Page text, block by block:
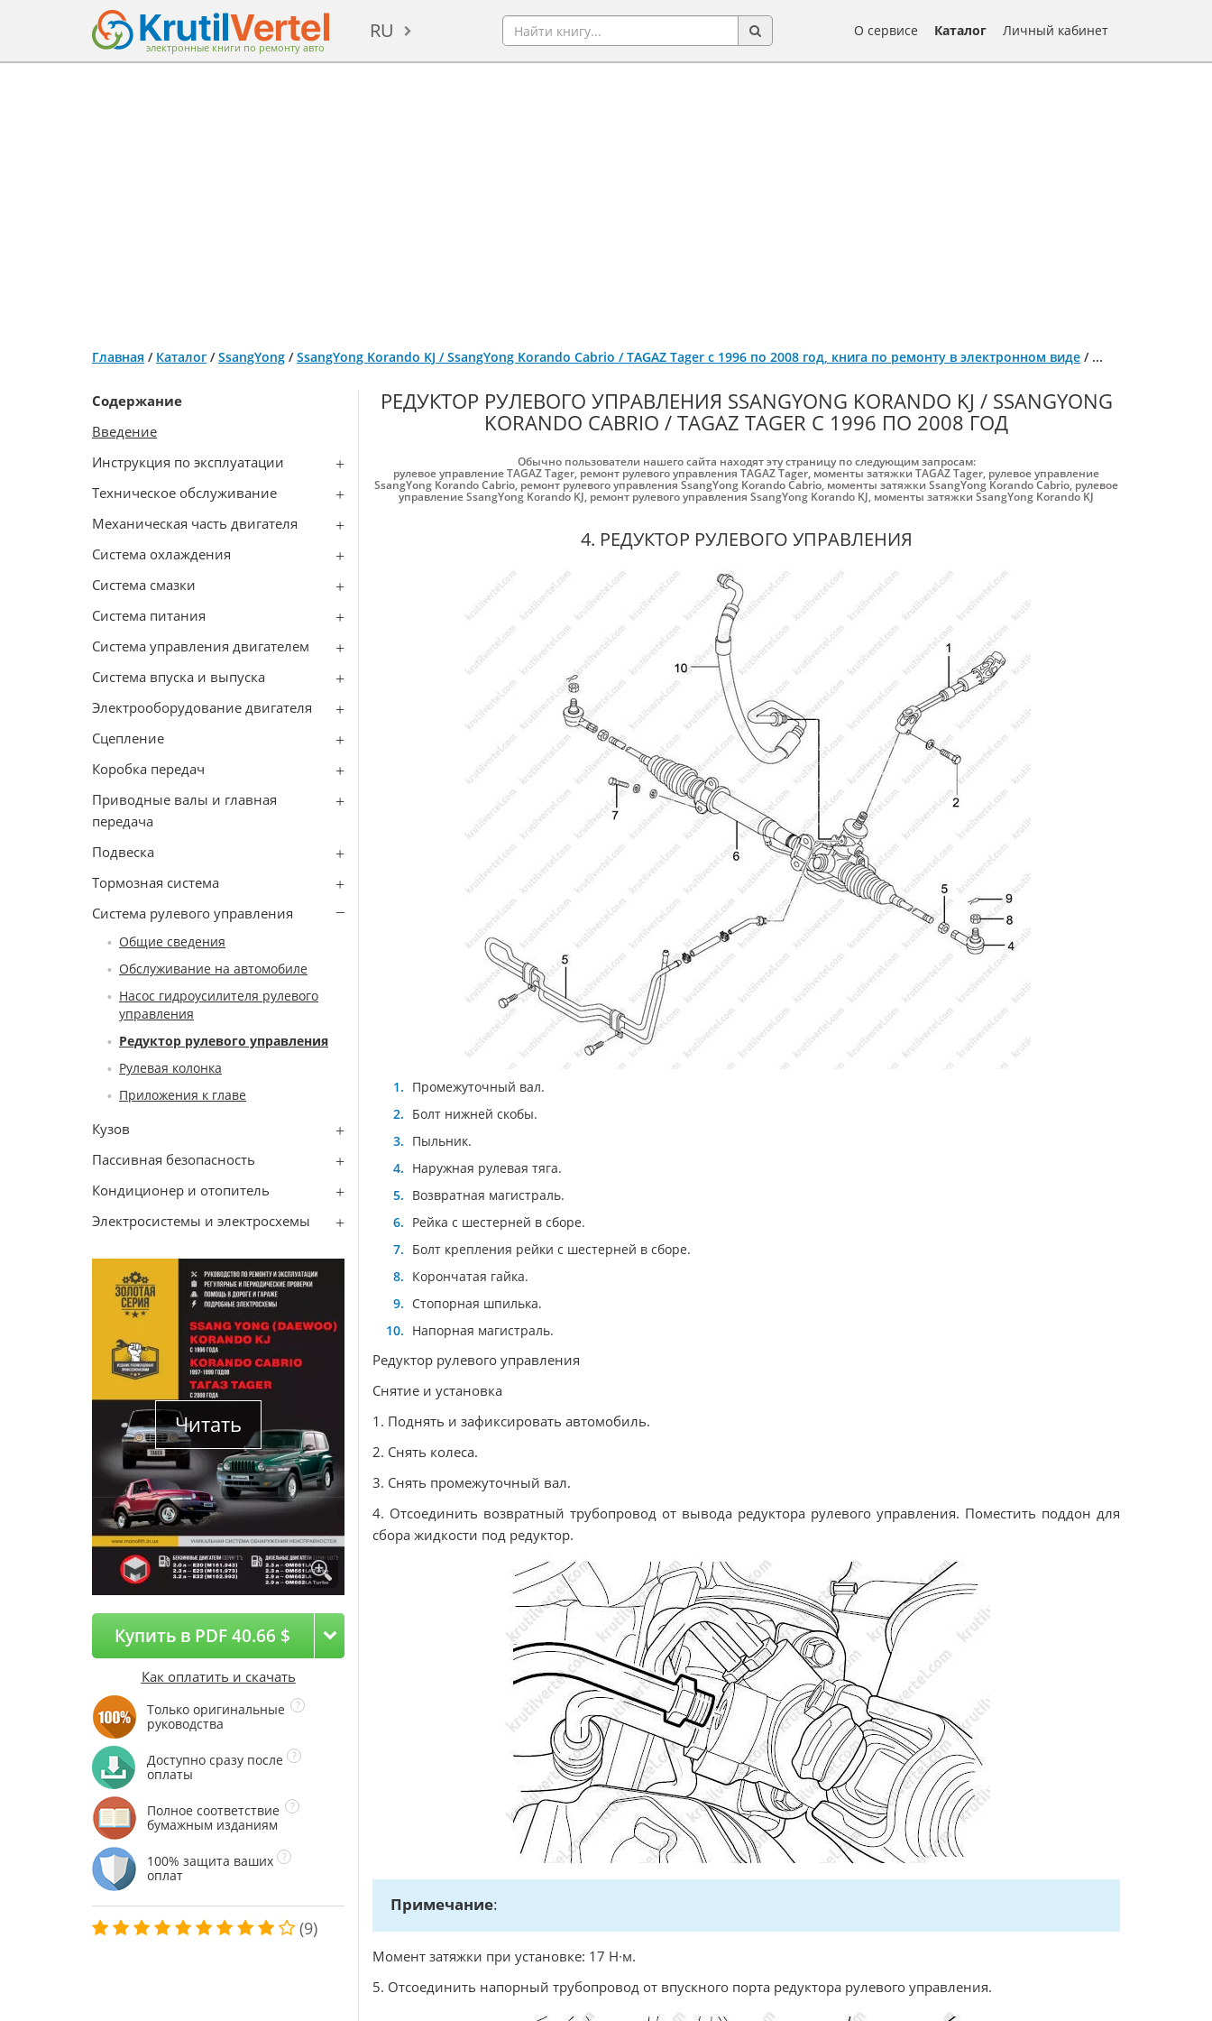
электронные книги по ремонту авто
RU О сервисе Каталог Личный кабинет
Главная / Каталог /SsangYong /SsangYong Korando KJ / SsangYong Korando Cabrio / ТАGАZ Tager с 1996 по 2008 год, книга по ремонту в электронном виде / ...
Содержание
Введение
Инструкция по эксплуатации
Техническое обслуживание
Механическая часть двигателя
Система охлаждения
Система смазки
Система питания
Система управления двигателем
Система впуска и выпуска
Электрооборудование двигателя
Сцепление
Коробка передач
Приводные валы и главная
передача
Подвеска
Тормозная система
Система рулевого управления
Общие сведения
Обслуживание на автомобиле
Насос гидроусилителя рулевого
управления
Редуктор рулевого управления
Рулевая колонка
Приложения к главе
Кузов
Пассивная безопасность
Кондиционер и отопитель
Электросистемы и электросхемы
Читать
Купить в PDF 40.66 $
Как оплатить и скачать
Только оригинальные
руководства
Доступно сразу после
оплаты
Полное соответствие
бумажным изданиям
100% защита ваших
оплат
(9)
РЕДУКТОР РУЛЕВОГО УПРАВЛЕНИЯ SSANGYONG KORANDO KJ / SSANGYONG
KORANDO CABRIO / ТАGАZ TAGER С 1996 ПО 2008 ГОД
Обычно пользователи нашего сайта находят эту страницу по следующим запросам:
рулевое управление ТАGАZ Tager, ремонт рулевого управления ТАGАZ Tager, моменты затяжки ТАGАZ Tager, рулевое управление
SsangYong Korando Cabrio, ремонт рулевого управления SsangYong Korando Cabrio, моменты затяжки SsangYong Korando Cabrio, рулевое
управление SsangYong Korando KJ, ремонт рулевого управления SsangYong Korando KJ, моменты затяжки SsangYong Korando KJ
4. РЕДУКТОР РУЛЕВОГО УПРАВЛЕНИЯ
Промежуточный вал.
Болт нижней скобы.
Пыльник.
Наружная рулевая тяга.
Возвратная магистраль.
Рейка с шестерней в сборе.
Болт крепления рейки с шестерней в сборе.
Корончатая гайка.
Стопорная шпилька.
Напорная магистраль.
Редуктор рулевого управления
Снятие и установка
1. Поднять и зафиксировать автомобиль.
2. Снять колеса.
3. Снять промежуточный вал.
4. Отсоединить возвратный трубопровод от вывода редуктора рулевого управления. Поместить поддон для
сбора жидкости под редуктор.
Примечание:
Момент затяжки при установке: 17 Н∙м.
5. Отсоединить напорный трубопровод от впускного порта редуктора рулевого управления.